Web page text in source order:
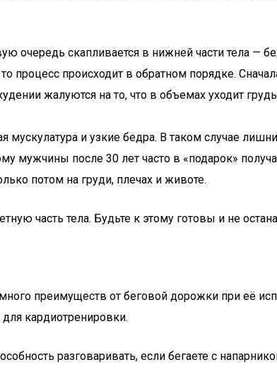
очередь скапливается в нижней части тела —
процесс происходит в обратном порядке.
жалуются на то, что в объемах уходит
и узкие бедра. В таком случае
мужчины после 30 лет часто в «подарок»
потом на груди, плечах и животе.
часть тела. Будьте к этому готовы и не
преимуществ от беговой дорожки при её
кардиотренировки.
разговаривать, если бегаете с